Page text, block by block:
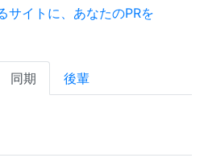
サイトに、あなたのPRを
同期 後輩